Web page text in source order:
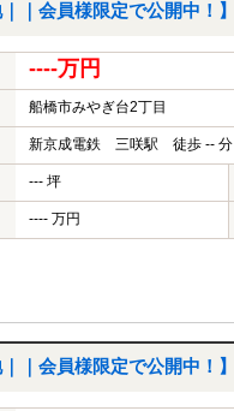
｜会員様限定で公開中！】
----万円
船橋市みやぎ台2丁目
新京成電鉄 三咲駅 徒歩 -- 分
--- 坪
---- 万円
｜会員様限定で公開中！】